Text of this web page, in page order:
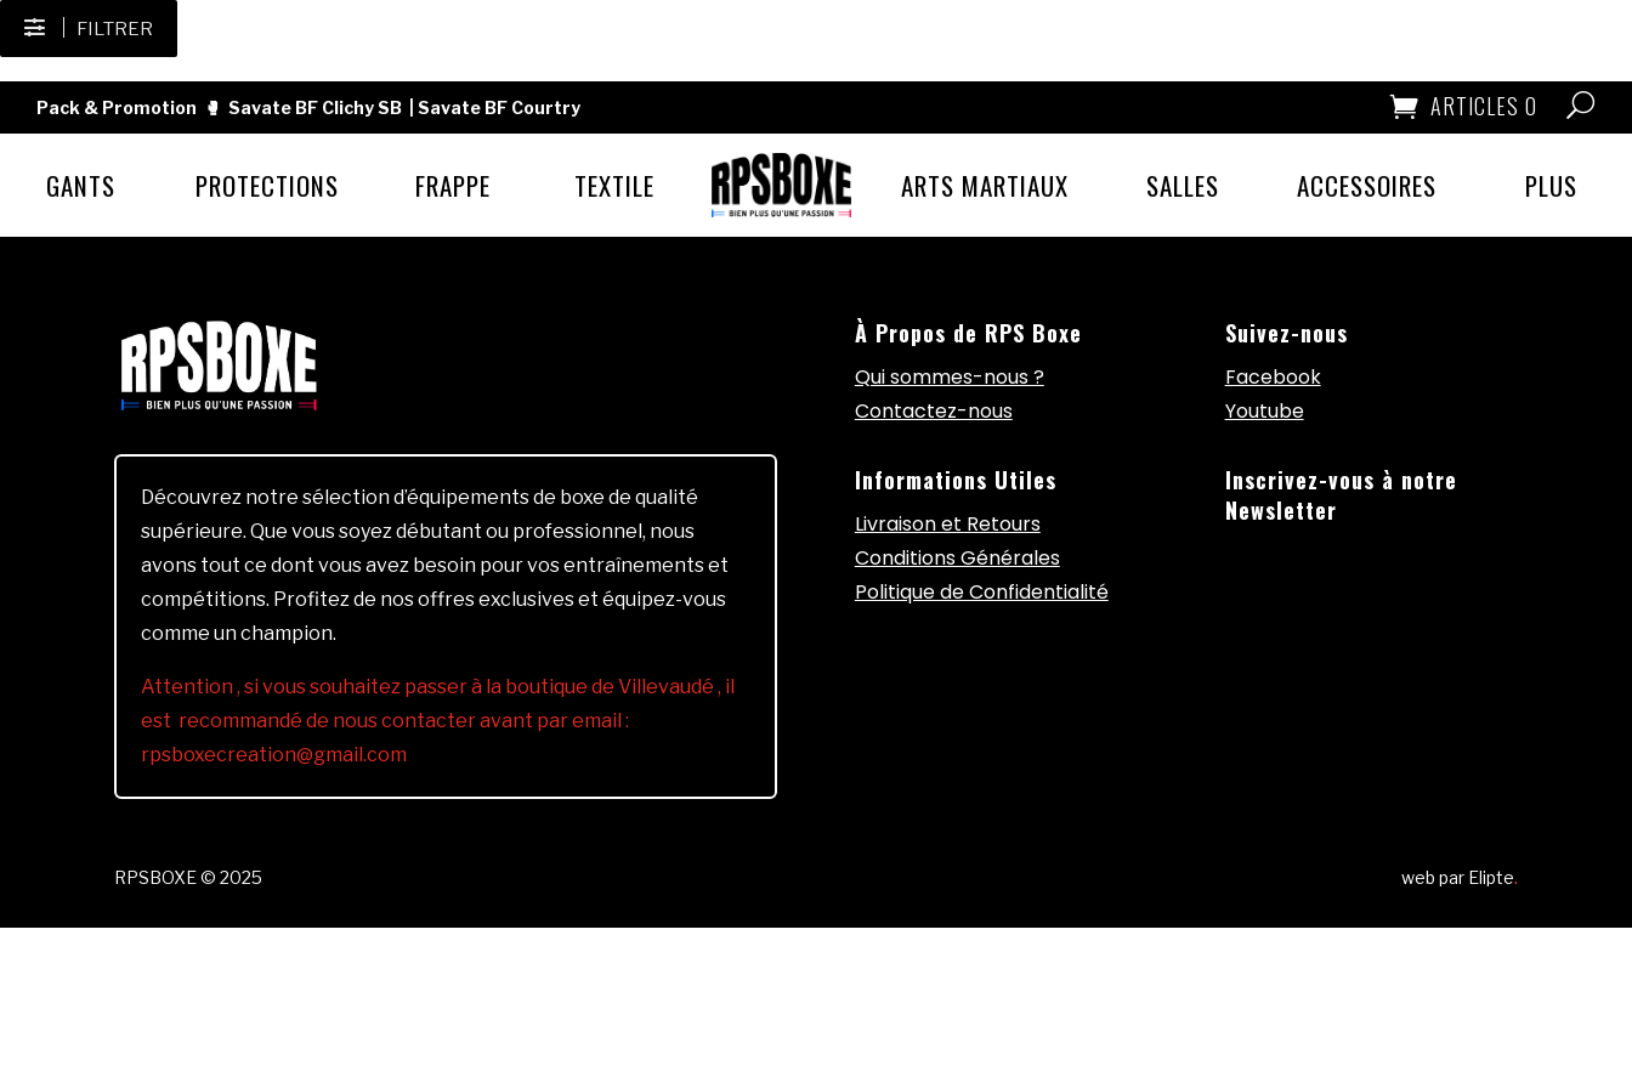
FILTRER
Pack & Promotion 🥊 Savate BF Clichy SB Savate BF Courtry ARTICLES 0
GANTS PROTECTIONS FRAPPE TEXTILE ARTS MARTIAUX SALLES ACCESSOIRES PLUS
Découvrez notre sélection d’équipements de boxe de qualité
supérieure. Que vous soyez débutant ou professionnel, nous
avons tout ce dont vous avez besoin pour vos entraînements et
compétitions. Profitez de nos offres exclusives et équipez-vous
comme un champion.
Attention , si vous souhaitez passer à la boutique de Villevaudé , il
est recommandé de nous contacter avant par email :
rpsboxecreation@gmail.com
À Propos de RPS Boxe
Qui sommes-nous ?
Contactez-nous
Informations Utiles
Livraison et Retours
Conditions Générales
Politique de Confidentialité
Suivez-nous
Facebook
Youtube
Inscrivez-vous à notre
Newsletter
RPSBOXE © 2025 web par Elipte.